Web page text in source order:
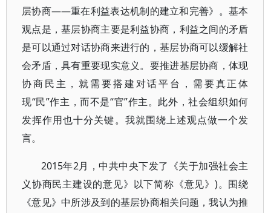
层协商——重在利益表达机制的建立和完善》。基本
观点是，基层协商主要是利益协商，利益之间的矛盾
是可以通过对话协商来进行的，基层协商可以缓解社
会矛盾，具有重要现实意义。要推进基层协商，体现
协商民主，就需要搭建对话平台，需要真正体
现“民”作主，而不是“官”作主。此外，社会组织如何
发挥作用也十分关键。我就围绕上述观点做一个发
言。
2015年2月，中共中央下发了《关于加强社会主
义协商民主建设的意见》以下简称《意见》)。围绕
《意见》中所涉及到的基层协商相关问题，我认为推